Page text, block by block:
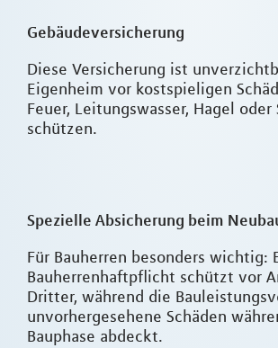
Gebäudeversicherung
Diese Versicherung ist
Eigenheim vor kostspieligen
Feuer, Leitungswasser, Hagel oder
schützen.
Spezielle Absicherung beim
Für Bauherren besonders wichtig:
Bauherrenhaftpflicht schützt vor
Dritter, während die
unvorhergesehene Schäden
Bauphase abdeckt.